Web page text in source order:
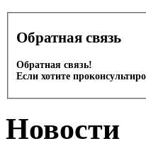
Обратная связь
Обратная связь!
Если хотите
Новости